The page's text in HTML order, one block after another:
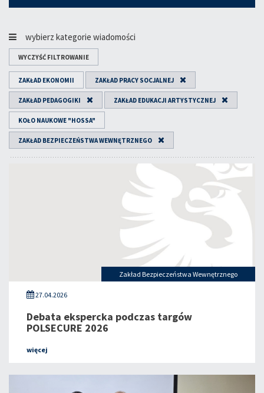
wybierz kategorie wiadomości
WYCZYŚĆ FILTROWANIE
ZAKŁAD EKONOMII ZAKŁAD PRACY SOCJALNEJ
ZAKŁAD PEDAGOGIKI ZAKŁAD EDUKACJI ARTYSTYCZNEJ
KOŁO NAUKOWE "HOSSA"
ZAKŁAD BEZPIECZEŃSTWA WEWNĘTRZNEGO
Zakład Bezpieczeństwa Wewnętrznego
27.04.2026
Debata ekspercka podczas targów
POLSECURE 2026
więcej